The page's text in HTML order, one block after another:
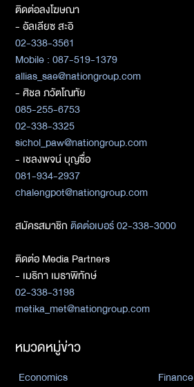
ติดต่อลงโฆษณา
- อัลเลียซ สะอิ
02-338-3561
Mobile : 087-519-1379
allias_sae@nationgroup.com
- ศิชล ภวัตโณทัย
085-255-6753
02-338-3325
sichol_paw@nationgroup.com
- เชลงพจน์ บุญซื่อ
081-934-2937
chalengpot@nationgroup.com
สมัครสมาชิกติดต่อเบอร์ 02-338-3000
ติดต่อ Media Partners
- เมธิกา เมธาพิทักษ์
02-338-3198
metika_met@nationgroup.com
หมวดหมู่ข่าว
Economics
Finance